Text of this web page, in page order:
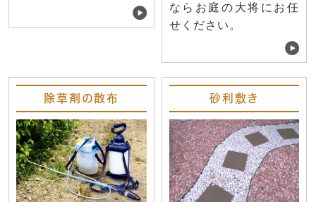
ならお庭の大将にお任
せください。
除草剤の散布 砂利敷き